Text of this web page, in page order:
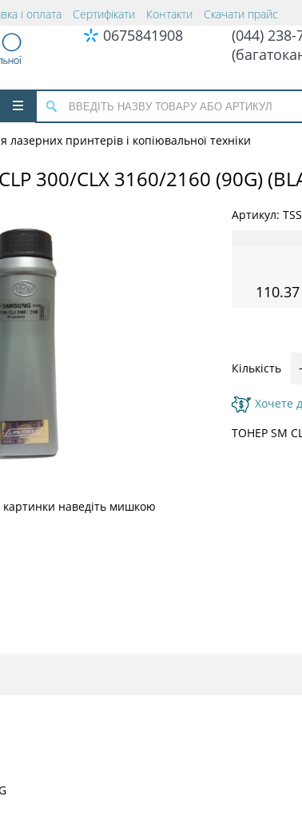
і оплата Сертифікати Контакти Скачати прайс
0675841908
(044) 238-
лазерних принтерів і копіювальної техніки
300/CLX 3160/2160 (90G)
наведіть мишкою
Артикул:
110.37
Кількість -
Хочете
ТОНЕР SM